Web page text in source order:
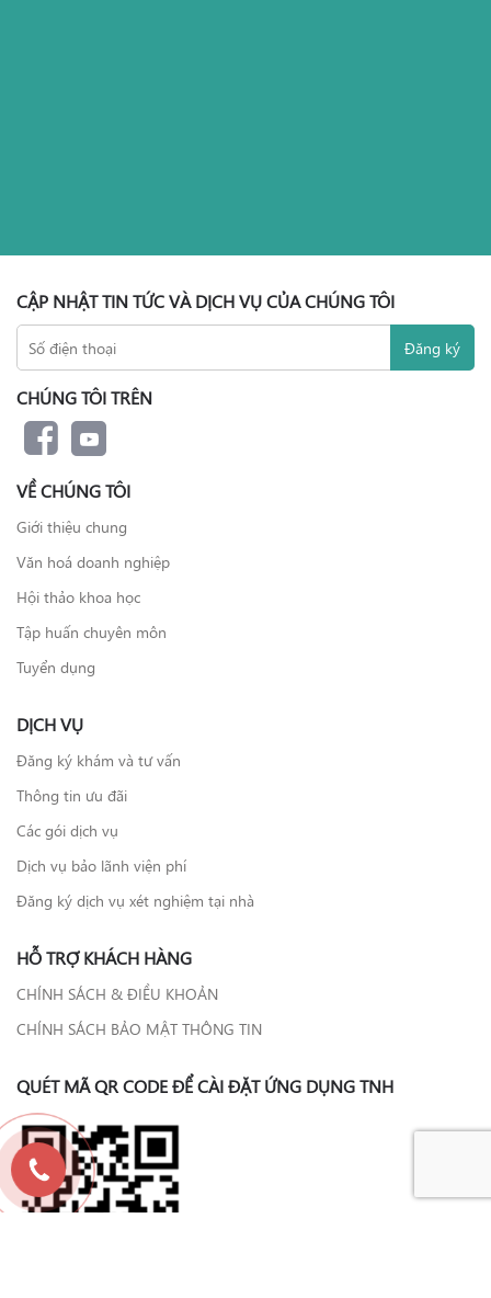
CẬP NHẬT TIN TỨC VÀ DỊCH VỤ CỦA CHÚNG TÔI
CHÚNG TÔI TRÊN
VỀ CHÚNG TÔI
Giới thiệu chung
Văn hoá doanh nghiệp
Hội thảo khoa học
Tập huấn chuyên môn
Tuyển dụng
DỊCH VỤ
Đăng ký khám và tư vấn
Thông tin ưu đãi
Các gói dịch vụ
Dịch vụ bảo lãnh viện phí
Đăng ký dịch vụ xét nghiệm tại nhà
HỖ TRỢ KHÁCH HÀNG
CHÍNH SÁCH & ĐIỀU KHOẢN
CHÍNH SÁCH BẢO MẬT THÔNG TIN
QUÉT MÃ QR CODE ĐỂ CÀI ĐẶT ỨNG DỤNG TNH